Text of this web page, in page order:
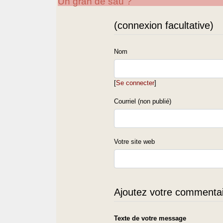
(connexion facultative)
Nom
[Se connecter]
Courriel (non publié)
Votre site web
Ajoutez votre
Texte de votre message